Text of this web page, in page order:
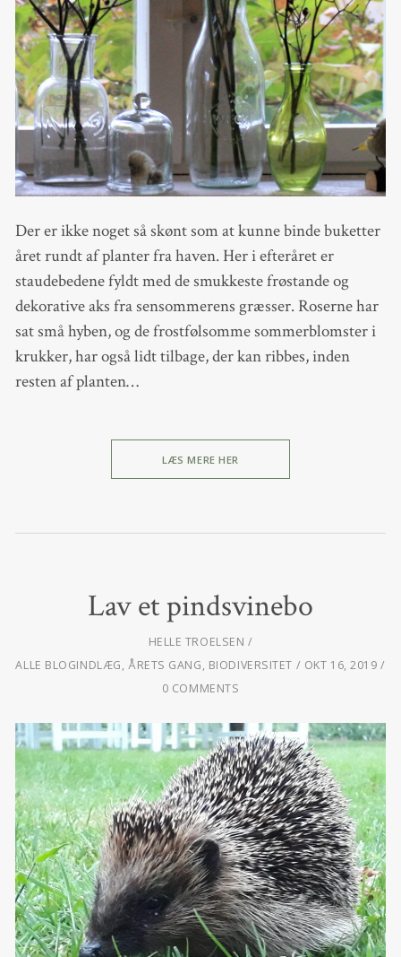
Der er ikke noget så skønt som at kunne binde buketter
året rundt af planter fra haven. Her i efteråret er
staudebedene fyldt med de smukkeste frøstande og
dekorative aks fra sensommerens græsser. Roserne har
sat små hyben, og de frostfølsomme sommerblomster i
krukker, har også lidt tilbage, der kan ribbes, inden
resten af planten…
LÆS MERE HER
Lav et pindsvinebo
HELLE TROELSEN
ALLE BLOGINDLÆG, ÅRETS GANG, BIODIVERSITET
OKT 16, 2019
0 COMMENTS